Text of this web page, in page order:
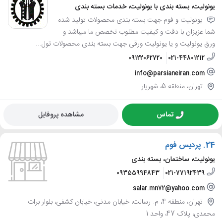
یونولیت، بسته بندی با یونولیت، خدمات بسته بندی
یونولیت و فوم جهت بسته بندی محصولات تولید شده
شما عزیزان با دقت و کیفیت مطلوب تخصص ما میباشد و
ورق یونولیت و یا یونولیت ورقی جهت بسته بندی محصولات تول...
021-44801212
09122062720
info@parsianeiran.com
تهران، منطقه 5، شهریار
تماس مشاهده پروفایل
24. پردیس فوم
یونولیت، ساختمان، بسته بندی
021-77192439
09355994843
salar.mn72@yahoo.com
تهران، منطقه 4، م. رسالت، خیابان مدنی، خیابان کشفی، بلوار برات
محمدی، پلاک 47، واحد 1